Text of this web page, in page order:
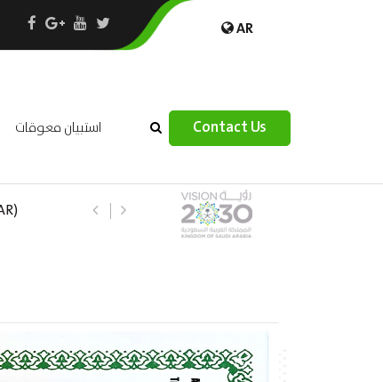
AR
استبيان معوقات Contact Us